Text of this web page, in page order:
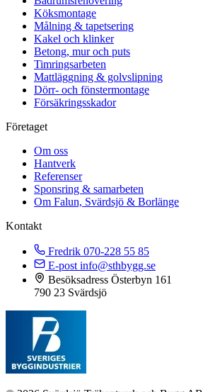
Köksmontage
Målning & tapetsering
Kakel och klinker
Betong, mur och puts
Timringsarbeten
Mattläggning & golvslipning
Dörr- och fönstermontage
Försäkringsskador
Företaget
Om oss
Hantverk
Referenser
Sponsring & samarbeten
Om Falun, Svärdsjö & Borlänge
Kontakt
Fredrik 070-228 55 85
E-post info@sthbygg.se
Besöksadress Österbyn 161
790 23 Svärdsjö